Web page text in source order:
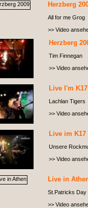
Herzberg
All for me Grog
>> Video
Herzberg
Tim Finnegan
>> Video
Live I'm K17
Lachlan Tigers
>> Video
Live im
Unsere
>> Video
Live in
St.Patricks Day
>> Video